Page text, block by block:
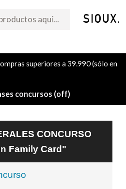
superiores a 39.990 (sólo en
concursos (off)
CONCURSO
Family Card"